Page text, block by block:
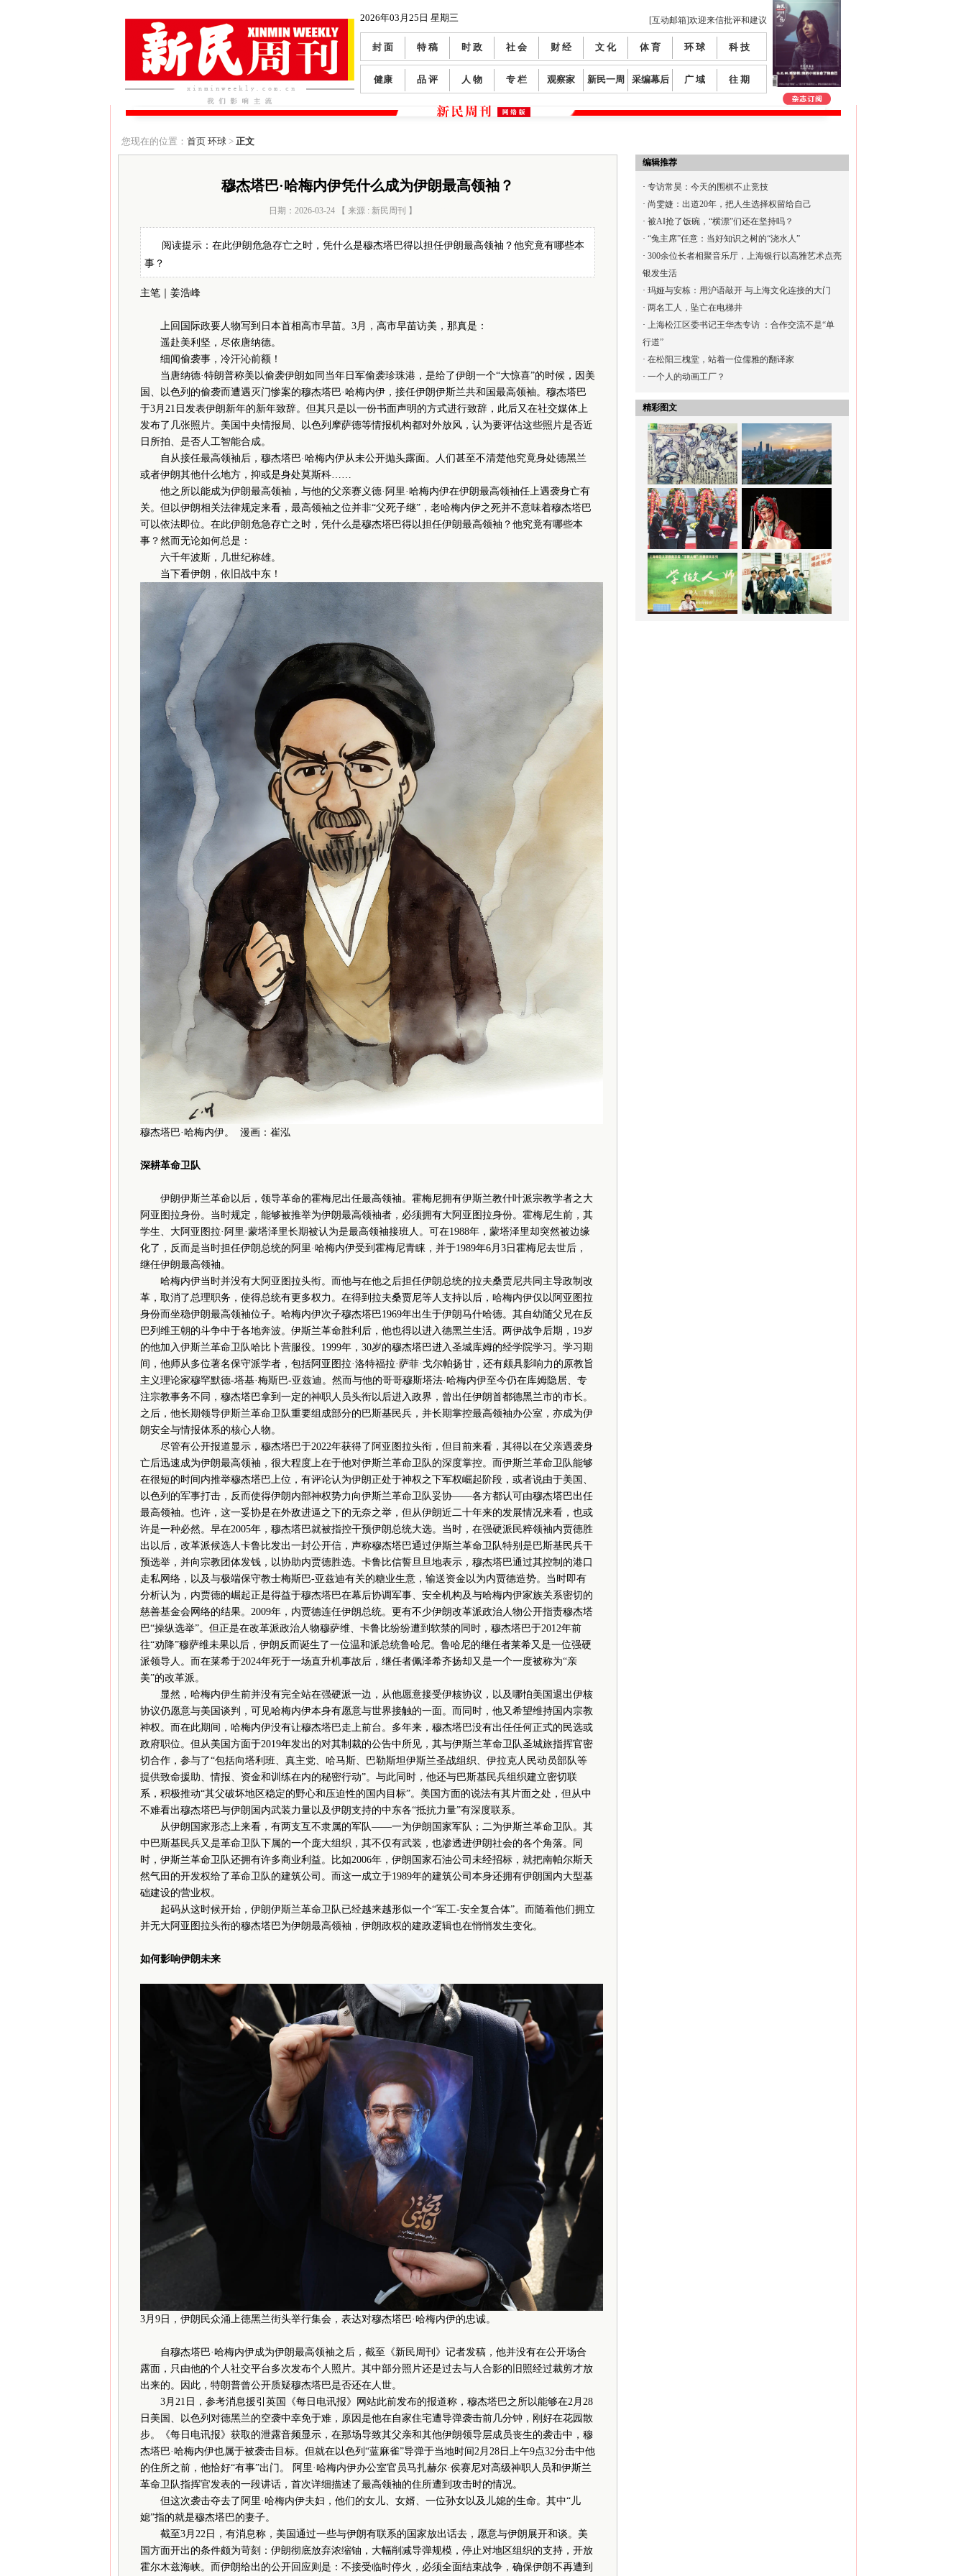
2026年03月25日 星期三 [互动邮箱]欢迎来信批评和建议
封 面 特 稿 时 政 社 会 财 经 文 化 体 育 环 球 科 技
健康 品 评 人 物 专 栏 观察家 新民一周 采编幕后 广 域 往 期
您现在的位置： 首页 环球> 正文
穆杰塔巴·哈梅内伊凭什么成为伊朗最高领袖？
日期：2026-03-24 【 来源 : 新民周刊 】
阅读提示：在此伊朗危急存亡之时，凭什么是穆杰塔巴得以担任伊朗最高领袖？他究竟有哪些本
事？
主笔｜姜浩峰
上回国际政要人物写到日本首相高市早苗。3月，高市早苗访美，那真是：
遥赴美利坚，尽依唐纳德。
细闻偷袭事，冷汗沁前额！
当唐纳德·特朗普称美以偷袭伊朗如同当年日军偷袭珍珠港，是给了伊朗一个“大惊喜”的时候，因美
国、以色列的偷袭而遭遇灭门惨案的穆杰塔巴·哈梅内伊，接任伊朗伊斯兰共和国最高领袖。穆杰塔巴
于3月21日发表伊朗新年的新年致辞。但其只是以一份书面声明的方式进行致辞，此后又在社交媒体上
发布了几张照片。美国中央情报局、以色列摩萨德等情报机构都对外放风，认为要评估这些照片是否近
日所拍、是否人工智能合成。
自从接任最高领袖后，穆杰塔巴·哈梅内伊从未公开抛头露面。人们甚至不清楚他究竟身处德黑兰
或者伊朗其他什么地方，抑或是身处莫斯科……
他之所以能成为伊朗最高领袖，与他的父亲赛义德·阿里·哈梅内伊在伊朗最高领袖任上遇袭身亡有
关。但以伊朗相关法律规定来看，最高领袖之位并非“父死子继”，老哈梅内伊之死并不意味着穆杰塔巴
可以依法即位。在此伊朗危急存亡之时，凭什么是穆杰塔巴得以担任伊朗最高领袖？他究竟有哪些本
事？然而无论如何总是：
六千年波斯，几世纪称雄。
当下看伊朗，依旧战中东！
穆杰塔巴·哈梅内伊。 漫画：崔泓
深耕革命卫队
伊朗伊斯兰革命以后，领导革命的霍梅尼出任最高领袖。霍梅尼拥有伊斯兰教什叶派宗教学者之大
阿亚图拉身份。当时规定，能够被推举为伊朗最高领袖者，必须拥有大阿亚图拉身份。霍梅尼生前，其
学生、大阿亚图拉·阿里·蒙塔泽里长期被认为是最高领袖接班人。可在1988年，蒙塔泽里却突然被边缘
化了，反而是当时担任伊朗总统的阿里·哈梅内伊受到霍梅尼青睐，并于1989年6月3日霍梅尼去世后，
继任伊朗最高领袖。
哈梅内伊当时并没有大阿亚图拉头衔。而他与在他之后担任伊朗总统的拉夫桑贾尼共同主导政制改
革，取消了总理职务，使得总统有更多权力。在得到拉夫桑贾尼等人支持以后，哈梅内伊仅以阿亚图拉
身份而坐稳伊朗最高领袖位子。哈梅内伊次子穆杰塔巴1969年出生于伊朗马什哈德。其自幼随父兄在反
巴列维王朝的斗争中于各地奔波。伊斯兰革命胜利后，他也得以进入德黑兰生活。两伊战争后期，19岁
的他加入伊斯兰革命卫队哈比卜营服役。1999年，30岁的穆杰塔巴进入圣城库姆的经学院学习。学习期
间，他师从多位著名保守派学者，包括阿亚图拉·洛特福拉·萨菲·戈尔帕扬甘，还有颇具影响力的原教旨
主义理论家穆罕默德-塔基·梅斯巴-亚兹迪。然而与他的哥哥穆斯塔法·哈梅内伊至今仍在库姆隐居、专
注宗教事务不同，穆杰塔巴拿到一定的神职人员头衔以后进入政界，曾出任伊朗首都德黑兰市的市长。
之后，他长期领导伊斯兰革命卫队重要组成部分的巴斯基民兵，并长期掌控最高领袖办公室，亦成为伊
朗安全与情报体系的核心人物。
尽管有公开报道显示，穆杰塔巴于2022年获得了阿亚图拉头衔，但目前来看，其得以在父亲遇袭身
亡后迅速成为伊朗最高领袖，很大程度上在于他对伊斯兰革命卫队的深度掌控。而伊斯兰革命卫队能够
在很短的时间内推举穆杰塔巴上位，有评论认为伊朗正处于神权之下军权崛起阶段，或者说由于美国、
以色列的军事打击，反而使得伊朗内部神权势力向伊斯兰革命卫队妥协——各方都认可由穆杰塔巴出任
最高领袖。也许，这一妥协是在外敌进逼之下的无奈之举，但从伊朗近二十年来的发展情况来看，也或
许是一种必然。早在2005年，穆杰塔巴就被指控干预伊朗总统大选。当时，在强硬派民粹领袖内贾德胜
出以后，改革派候选人卡鲁比发出一封公开信，声称穆杰塔巴通过伊斯兰革命卫队特别是巴斯基民兵干
预选举，并向宗教团体发钱，以协助内贾德胜选。卡鲁比信誓旦旦地表示，穆杰塔巴通过其控制的港口
走私网络，以及与极端保守教士梅斯巴-亚兹迪有关的糖业生意，输送资金以为内贾德造势。当时即有
分析认为，内贾德的崛起正是得益于穆杰塔巴在幕后协调军事、安全机构及与哈梅内伊家族关系密切的
慈善基金会网络的结果。2009年，内贾德连任伊朗总统。更有不少伊朗改革派政治人物公开指责穆杰塔
巴“操纵选举”。但正是在改革派政治人物穆萨维、卡鲁比纷纷遭到软禁的同时，穆杰塔巴于2012年前
往“劝降”穆萨维未果以后，伊朗反而诞生了一位温和派总统鲁哈尼。鲁哈尼的继任者莱希又是一位强硬
派领导人。而在莱希于2024年死于一场直升机事故后，继任者佩泽希齐扬却又是一个一度被称为“亲
美”的改革派。
显然，哈梅内伊生前并没有完全站在强硬派一边，从他愿意接受伊核协议，以及哪怕美国退出伊核
协议仍愿意与美国谈判，可见哈梅内伊本身有愿意与世界接触的一面。而同时，他又希望维持国内宗教
神权。而在此期间，哈梅内伊没有让穆杰塔巴走上前台。多年来，穆杰塔巴没有出任任何正式的民选或
政府职位。但从美国方面于2019年发出的对其制裁的公告中所见，其与伊斯兰革命卫队圣城旅指挥官密
切合作，参与了“包括向塔利班、真主党、哈马斯、巴勒斯坦伊斯兰圣战组织、伊拉克人民动员部队等
提供致命援助、情报、资金和训练在内的秘密行动”。与此同时，他还与巴斯基民兵组织建立密切联
系，积极推动“其父破坏地区稳定的野心和压迫性的国内目标”。美国方面的说法有其片面之处，但从中
不难看出穆杰塔巴与伊朗国内武装力量以及伊朗支持的中东各“抵抗力量”有深度联系。
从伊朗国家形态上来看，有两支互不隶属的军队——一为伊朗国家军队；二为伊斯兰革命卫队。其
中巴斯基民兵又是革命卫队下属的一个庞大组织，其不仅有武装，也渗透进伊朗社会的各个角落。同
时，伊斯兰革命卫队还拥有许多商业利益。比如2006年，伊朗国家石油公司未经招标，就把南帕尔斯天
然气田的开发权给了革命卫队的建筑公司。而这一成立于1989年的建筑公司本身还拥有伊朗国内大型基
础建设的营业权。
起码从这时候开始，伊朗伊斯兰革命卫队已经越来越形似一个“军工-安全复合体”。而随着他们拥立
并无大阿亚图拉头衔的穆杰塔巴为伊朗最高领袖，伊朗政权的建政逻辑也在悄悄发生变化。
如何影响伊朗未来
3月9日，伊朗民众涌上德黑兰街头举行集会，表达对穆杰塔巴·哈梅内伊的忠诚。
自穆杰塔巴·哈梅内伊成为伊朗最高领袖之后，截至《新民周刊》记者发稿，他并没有在公开场合
露面，只由他的个人社交平台多次发布个人照片。其中部分照片还是过去与人合影的旧照经过裁剪才放
出来的。因此，特朗普曾公开质疑穆杰塔巴是否还在人世。
3月21日，参考消息援引英国《每日电讯报》网站此前发布的报道称，穆杰塔巴之所以能够在2月28
日美国、以色列对德黑兰的空袭中幸免于难，原因是他在自家住宅遭导弹袭击前几分钟，刚好在花园散
步。《每日电讯报》获取的泄露音频显示，在那场导致其父亲和其他伊朗领导层成员丧生的袭击中，穆
杰塔巴·哈梅内伊也属于被袭击目标。但就在以色列“蓝麻雀”导弹于当地时间2月28日上午9点32分击中他
的住所之前，他恰好“有事”出门。 阿里·哈梅内伊办公室官员马扎赫尔·侯赛尼对高级神职人员和伊斯兰
革命卫队指挥官发表的一段讲话，首次详细描述了最高领袖的住所遭到攻击时的情况。
但这次袭击夺去了阿里·哈梅内伊夫妇，他们的女儿、女婿、一位孙女以及儿媳的生命。其中“儿
媳”指的就是穆杰塔巴的妻子。
截至3月22日，有消息称，美国通过一些与伊朗有联系的国家放出话去，愿意与伊朗展开和谈。美
国方面开出的条件颇为苛刻：伊朗彻底放弃浓缩铀，大幅削减导弹规模，停止对地区组织的支持，开放
霍尔木兹海峡。而伊朗给出的公开回应则是：不接受临时停火，必须全面结束战争，确保伊朗不再遭到
编辑推荐
· 专访常昊：今天的围棋不止竞技
· 尚雯婕：出道20年，把人生选择权留给自己
· 被AI抢了饭碗，“横漂”们还在坚持吗？
· “兔主席”任意：当好知识之树的“浇水人”
· 300余位长者相聚音乐厅，上海银行以高雅艺术点亮
银发生活
· 玛娅与安栋：用沪语敲开 与上海文化连接的大门
· 两名工人，坠亡在电梯井
· 上海松江区委书记王华杰专访 ：合作交流不是“单
行道”
· 在松阳三槐堂，站着一位儒雅的翻译家
· 一个人的动画工厂？
精彩图文